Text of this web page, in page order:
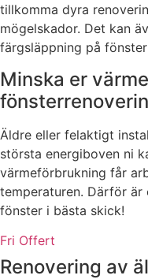
tillkomma dyra
mögelskador. Det kan
färgsläppning på
Minska er
Äldre eller felaktigt
största energiboven ni
värmeförbrukning får
temperaturen. Därför
fönster i bästa skick!
Fri Offert
Renovering av